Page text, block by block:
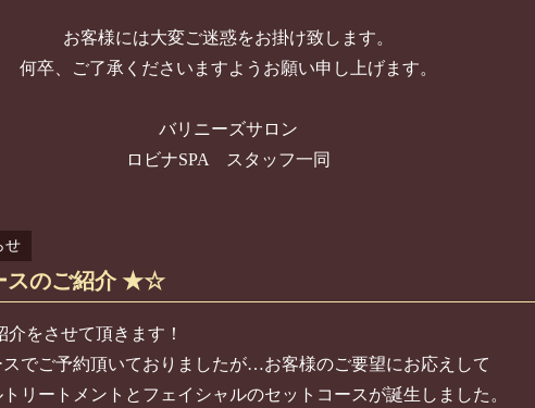
お客様には大変ご迷惑をお掛け致します。
何卒、ご了承くださいますようお願い申し上げます。
バリニーズサロン
ロビナSPA スタッフ一同
せ
のご紹介 ★☆
をさせて頂きます！
スでご予約頂いておりましたが…お客様のご要望にお応えして
リートメントとフェイシャルのセットコースが誕生しました。